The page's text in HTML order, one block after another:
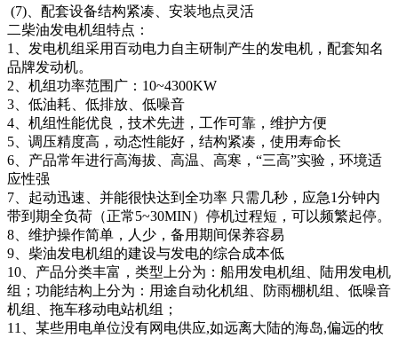
(7)、配套设备结构紧凑、安装地点灵活
二柴油发电机组特点：
1、发电机组采用百动电力自主研制产生的发电机，配套知名
品牌发动机。
2、机组功率范围广：10~4300KW
3、低油耗、低排放、低噪音
4、机组性能优良，技术先进，工作可靠，维护方便
5、调压精度高，动态性能好，结构紧凑，使用寿命长
6、产品常年进行高海拔、高温、高寒，“三高”实验，环境适
应性强
7、起动迅速、并能很快达到全功率 只需几秒，应急1分钟内
带到期全负荷（正常5~30MIN）停机过程短，可以频繁起停。
8、维护操作简单，人少，备用期间保养容易
9、柴油发电机组的建设与发电的综合成本低
10、产品分类丰富，类型上分为：船用发电机组、陆用发电机
组；功能结构上分为：用途自动化机组、防雨棚机组、低噪音
机组、拖车移动电站机组；
11、某些用电单位没有网电供应,如远离大陆的海岛,偏远的牧